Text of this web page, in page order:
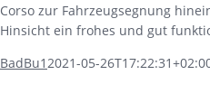
Corso zur Fahrzeugsegnung
Hinsicht ein frohes und gut
BadBu1 2021-05-